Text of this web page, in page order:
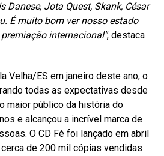
Danese, Jota Quest, Skank, César
É muito bom ver nosso estado
internacional", destaca
Velha/ES em janeiro deste ano, o
todas as expectativas desde
maior público da história do
e alcançou a incrível marca de
O CD Fé foi lançado em abril
de 200 mil cópias vendidas